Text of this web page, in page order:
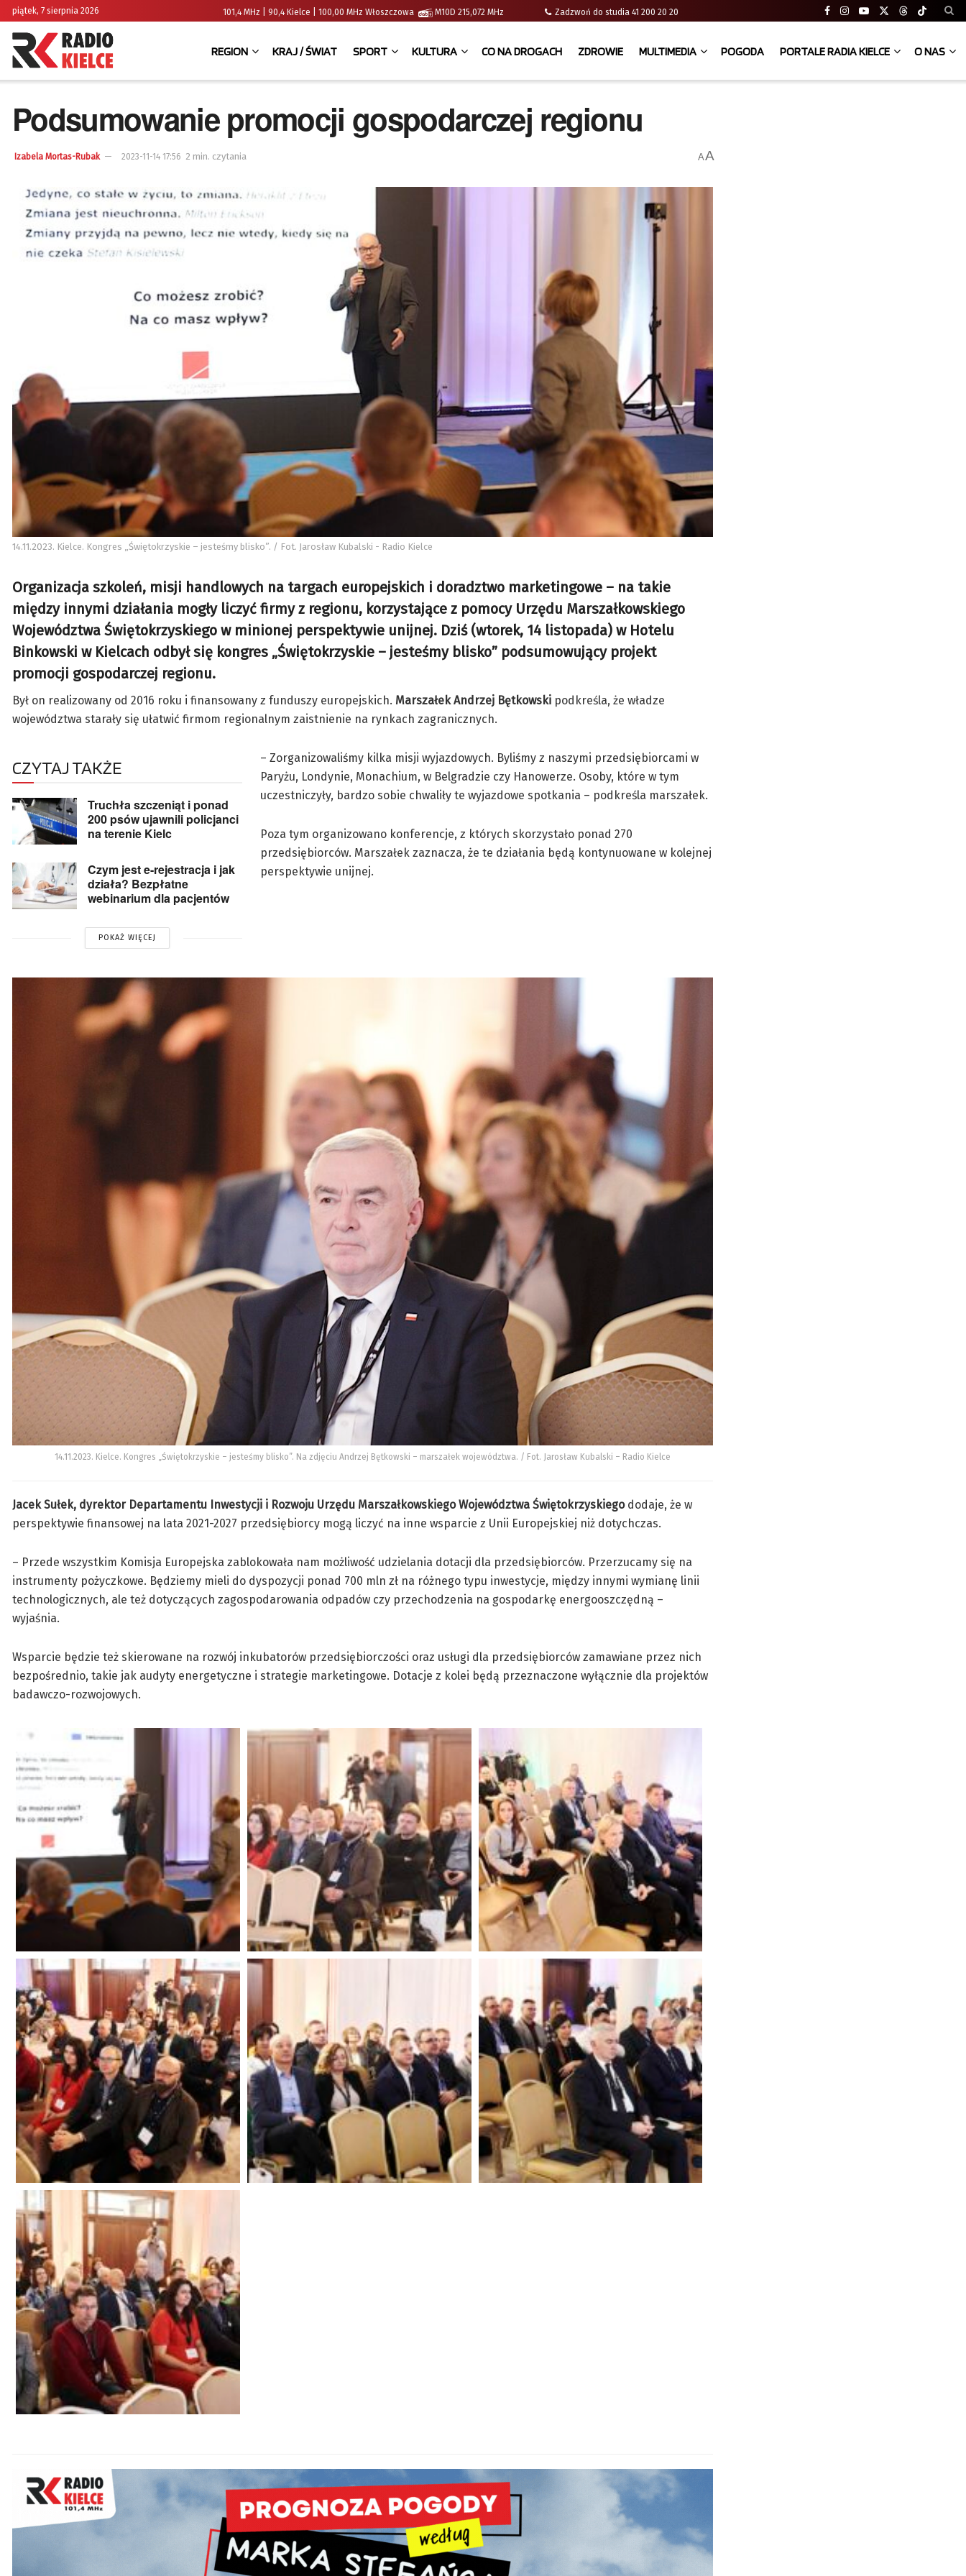
piątek, 7 sierpnia 2026 101,4 MHz | 90,4 Kielce | 100,00 MHz Włoszczowa M10D 215,072 MHz Zadzwoń do studia 41 200 20 20
REGION KRAJ / ŚWIAT SPORT KULTURA CO NA DROGACH ZDROWIE MULTIMEDIA POGODA PORTALE RADIA KIELCE O NAS
Podsumowanie promocji gospodarczej regionu
Izabela Mortas-Rubak 2023-11-14 17:56 2 min. czytania AA
14.11.2023. Kielce. Kongres „Świętokrzyskie – jesteśmy blisko”. / Fot. Jarosław Kubalski - Radio Kielce
Organizacja szkoleń, misji handlowych na targach europejskich i doradztwo marketingowe – na takie
między innymi działania mogły liczyć firmy z regionu, korzystające z pomocy Urzędu Marszałkowskiego
Województwa Świętokrzyskiego w minionej perspektywie unijnej. Dziś (wtorek, 14 listopada) w Hotelu
Binkowski w Kielcach odbył się kongres „Świętokrzyskie – jesteśmy blisko” podsumowujący projekt
promocji gospodarczej regionu.
Był on realizowany od 2016 roku i finansowany z funduszy europejskich. Marszałek Andrzej Bętkowski podkreśla, że władze
województwa starały się ułatwić firmom regionalnym zaistnienie na rynkach zagranicznych.
CZYTAJ TAKŻE
Truchła szczeniąt i ponad
200 psów ujawnili policjanci
na terenie Kielc
Czym jest e-rejestracja i jak
działa? Bezpłatne
webinarium dla pacjentów
POKAŻ WIĘCEJ
– Zorganizowaliśmy kilka misji wyjazdowych. Byliśmy z naszymi przedsiębiorcami w
Paryżu, Londynie, Monachium, w Belgradzie czy Hanowerze. Osoby, które w tym
uczestniczyły, bardzo sobie chwaliły te wyjazdowe spotkania – podkreśla marszałek.
Poza tym organizowano konferencje, z których skorzystało ponad 270
przedsiębiorców. Marszałek zaznacza, że te działania będą kontynuowane w kolejnej
perspektywie unijnej.
14.11.2023. Kielce. Kongres „Świętokrzyskie – jesteśmy blisko”. Na zdjęciu Andrzej Bętkowski – marszałek województwa. / Fot. Jarosław Kubalski – Radio Kielce
Jacek Sułek, dyrektor Departamentu Inwestycji i Rozwoju Urzędu Marszałkowskiego Województwa Świętokrzyskiegododaje, że w
perspektywie finansowej na lata 2021-2027 przedsiębiorcy mogą liczyć na inne wsparcie z Unii Europejskiej niż dotychczas.
– Przede wszystkim Komisja Europejska zablokowała nam możliwość udzielania dotacji dla przedsiębiorców. Przerzucamy się na
instrumenty pożyczkowe. Będziemy mieli do dyspozycji ponad 700 mln zł na różnego typu inwestycje, między innymi wymianę linii
technologicznych, ale też dotyczących zagospodarowania odpadów czy przechodzenia na gospodarkę energooszczędną –
wyjaśnia.
Wsparcie będzie też skierowane na rozwój inkubatorów przedsiębiorczości oraz usługi dla przedsiębiorców zamawiane przez nich
bezpośrednio, takie jak audyty energetyczne i strategie marketingowe. Dotacje z kolei będą przeznaczone wyłącznie dla projektów
badawczo-rozwojowych.